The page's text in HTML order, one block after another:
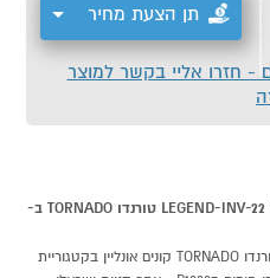
תן הצעת מחיר
- חזרו אליי בקשר למוצר
למה כדאי לקנות מזגן עילי LEGEND-INV-22 X WIFI EU טורנדו TORNADO ב-
מזגן עילי LEGEND-INV-22 X WIFI EU טורנדו TORNADO קונים אונליין בקטגוריית